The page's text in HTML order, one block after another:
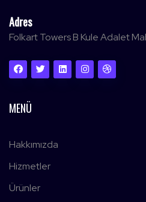
Adres
Folkart Towers B Kule Adalet
MENÜ
Hakkımızda
Hizmetler
Ürünler